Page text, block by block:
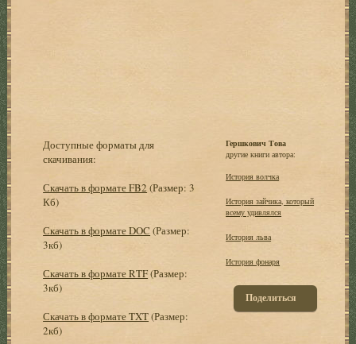
Доступные форматы для
скачивания:
Скачать в формате FB2 (Размер: 3
Кб)
Скачать в формате DOC (Размер:
3кб)
Скачать в формате RTF(Размер:
3кб)
Скачать в формате TXT(Размер:
2кб)
Гершкович Това
другие книги автора:
История волчка
История зайчика, который
всему удивлялся
История льва
История фонаря
Поделиться